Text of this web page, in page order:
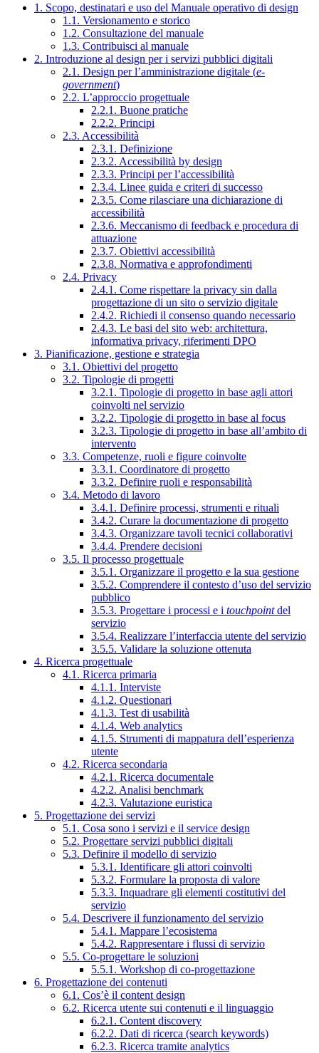
1. Scopo, destinatari e uso del Manuale operativo di design
1.1. Versionamento e storico
1.2. Consultazione del manuale
1.3. Contribuisci al manuale
2. Introduzione al design per i servizi pubblici digitali
2.1. Design per l’amministrazione digitale (e-
government)
2.2. L’approccio progettuale
2.2.1. Buone pratiche
2.2.2. Principi
2.3. Accessibilità
2.3.1. Definizione
2.3.2. Accessibilità by design
2.3.3. Principi per l’accessibilità
2.3.4. Linee guida e criteri di successo
2.3.5. Come rilasciare una dichiarazione di
accessibilità
2.3.6. Meccanismo di feedback e procedura di
attuazione
2.3.7. Obiettivi accessibilità
2.3.8. Normativa e approfondimenti
2.4. Privacy
2.4.1. Come rispettare la privacy sin dalla
progettazione di un sito o servizio digitale
2.4.2. Richiedi il consenso quando necessario
2.4.3. Le basi del sito web: architettura,
informativa privacy, riferimenti DPO
3. Pianificazione, gestione e strategia
3.1. Obiettivi del progetto
3.2. Tipologie di progetti
3.2.1. Tipologie di progetto in base agli attori
coinvolti nel servizio
3.2.2. Tipologie di progetto in base al focus
3.2.3. Tipologie di progetto in base all’ambito di
intervento
3.3. Competenze, ruoli e figure coinvolte
3.3.1. Coordinatore di progetto
3.3.2. Definire ruoli e responsabilità
3.4. Metodo di lavoro
3.4.1. Definire processi, strumenti e rituali
3.4.2. Curare la documentazione di progetto
3.4.3. Organizzare tavoli tecnici collaborativi
3.4.4. Prendere decisioni
3.5. Il processo progettuale
3.5.1. Organizzare il progetto e la sua gestione
3.5.2. Comprendere il contesto d’uso del servizio
pubblico
3.5.3. Progettare i processi e i touchpointdel
servizio
3.5.4. Realizzare l’interfaccia utente del servizio
3.5.5. Validare la soluzione ottenuta
4. Ricerca progettuale
4.1. Ricerca primaria
4.1.1. Interviste
4.1.2. Questionari
4.1.3. Test di usabilità
4.1.4. Web analytics
4.1.5. Strumenti di mappatura dell’esperienza
utente
4.2. Ricerca secondaria
4.2.1. Ricerca documentale
4.2.2. Analisi benchmark
4.2.3. Valutazione euristica
5. Progettazione dei servizi
5.1. Cosa sono i servizi e il service design
5.2. Progettare servizi pubblici digitali
5.3. Definire il modello di servizio
5.3.1. Identificare gli attori coinvolti
5.3.2. Formulare la proposta di valore
5.3.3. Inquadrare gli elementi costitutivi del
servizio
5.4. Descrivere il funzionamento del servizio
5.4.1. Mappare l’ecosistema
5.4.2. Rappresentare i flussi di servizio
5.5. Co-progettare le soluzioni
5.5.1. Workshop di co-progettazione
6. Progettazione dei contenuti
6.1. Cos’è il content design
6.2. Ricerca utente sui contenuti e il linguaggio
6.2.1. Content discovery
6.2.2. Dati di ricerca (search keywords)
6.2.3. Ricerca tramite analytics